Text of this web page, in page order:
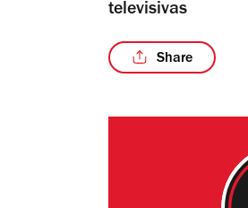
televisivas
Share